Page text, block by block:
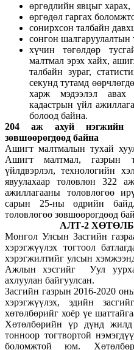
өргөдлийн явцыг харах,
өргөдөл гаргах
сонирхсон талбайн
сонгон шалгаруулалтын
хүчин төгөлдөр
малтмал эрэх хайх,
талбайн зураг,
секунд тутамд
харж мэдээлэл авах
кадастрын үйл
болоод байна.
204 аж ахуй нэгжийн
зөвшөөрөгдөөд байна
Ашигт малтмалын тухай
Ашигт малтмал, газрын
үйлдвэрлэл, технологийн
явуулахаар төлөвлөн 322
ажиллагааны төлөвлөгөө
сарын 25-ны өдрийн
төлөвлөгөө зөвшөөрөгдөөд
АЛТ-2
Монгол Улсын Засгийн
хэрэгжүүлэх тогтоол
хэрэгжилтийг улсын
Ажлын хэсгийг Уул
ахлуулан байгуулсан.
Засгийн газрын 2016-2020
хэрэгжүүлэх, эдийн
хөтөлбөрийг хоёр үе
Хөтөлбөрийн үр дүнд
тонноор тогтвортой
боломжтой юм.